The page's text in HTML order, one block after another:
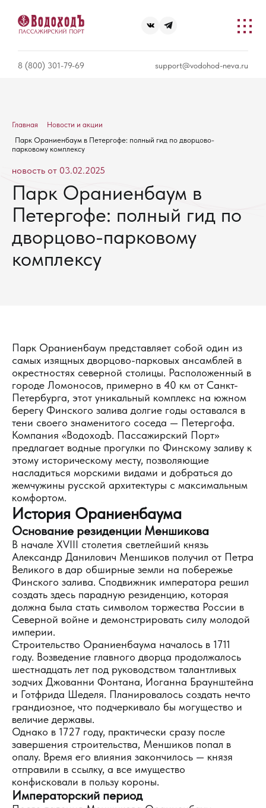
8 (800) 301-79-69 support@vodohod-neva.ru
Главная
Новости и акции
Парк Ораниенбаум в Петергофе: полный гид по дворцово-
парковому комплексу
новость от 03.02.2025
Парк Ораниенбаум в
Петергофе: полный гид по
дворцово-парковому
комплексу
Парк Ораниенбаум представляет собой один из
самых изящных дворцово-парковых ансамблей в
окрестностях северной столицы. Расположенный в
городе Ломоносов, примерно в 40 км от Санкт-
Петербурга, этот уникальный комплекс на южном
берегу Финского залива долгие годы оставался в
тени своего знаменитого соседа — Петергофа.
Компания «ВодоходЪ. Пассажирский Порт»
предлагает водные прогулки по Финскому заливу к
этому историческому месту, позволяющие
насладиться морскими видами и добраться до
жемчужины русской архитектуры с максимальным
комфортом.
История Ораниенбаума
Основание резиденции Меншикова
В начале XVIII столетия светлейший князь
Александр Данилович Меншиков получил от Петра
Великого в дар обширные земли на побережье
Финского залива. Сподвижник императора решил
создать здесь парадную резиденцию, которая
должна была стать символом торжества России в
Северной войне и демонстрировать силу молодой
империи.
Строительство Ораниенбаума началось в 1711
году. Возведение главного дворца продолжалось
шестнадцать лет под руководством талантливых
зодчих Джованни Фонтана, Иоганна Браунштейна
и Готфрида Шеделя. Планировалось создать нечто
грандиозное, что подчеркивало бы могущество и
величие державы.
Однако в 1727 году, практически сразу после
завершения строительства, Меншиков попал в
опалу. Время его влияния закончилось — князя
отправили в ссылку, а все имущество
конфисковали в пользу короны.
Императорский период